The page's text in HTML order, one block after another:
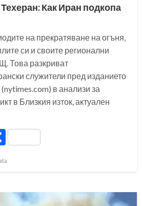
Как Иран подкопа
на прекратяване на огъня,
си и своите регионални
Това разкриват
служители пред изданието
в анализи за
в Близкия изток, актуален
Share